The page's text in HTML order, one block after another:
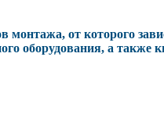
монтажа, от которого
оборудования, а также